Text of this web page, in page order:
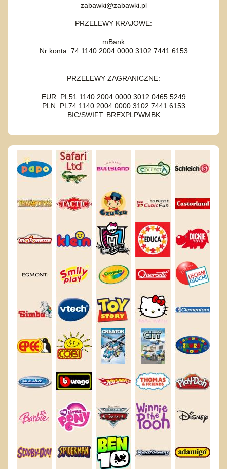
zabawki@zabawki.pl
PRZELEWY KRAJOWE:
mBank
Nr konta: 74 1140 2004 0000 3102 7441 6153
PRZELEWY ZAGRANICZNE:
EUR: PL51 1140 2004 0000 3012 0465 5249
PLN: PL74 1140 2004 0000 3102 7441 6153
BIC/SWIFT: BREXPLPWMBK